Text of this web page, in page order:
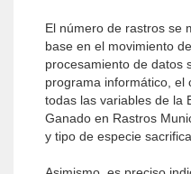
El número de rastros se
base en el movimiento
procesamiento de datos
programa informático, el
todas las variables de la
Ganado en Rastros
y tipo de especie